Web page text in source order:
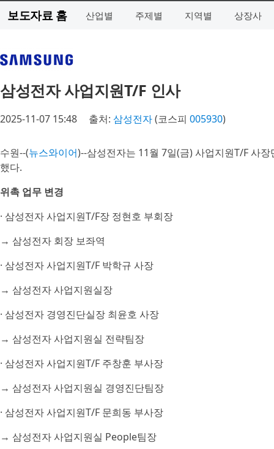
보도자료 홈 산업별 주제별 지역별 상장사
삼성전자 사업지원T/F 인사
2025-11-07 15:48 출처: 삼성전자(코스피 005930)
수원--(뉴스와이어)--삼성전자는 11월 7일(금) 사업지원T/F 사
했다.
위촉 업무 변경
· 삼성전자 사업지원T/F장 정현호 부회장
→ 삼성전자 회장 보좌역
· 삼성전자 사업지원T/F 박학규 사장
→ 삼성전자 사업지원실장
· 삼성전자 경영진단실장 최윤호 사장
→ 삼성전자 사업지원실 전략팀장
· 삼성전자 사업지원T/F 주창훈 부사장
→ 삼성전자 사업지원실 경영진단팀장
· 삼성전자 사업지원T/F 문희동 부사장
→ 삼성전자 사업지원실 People팀장